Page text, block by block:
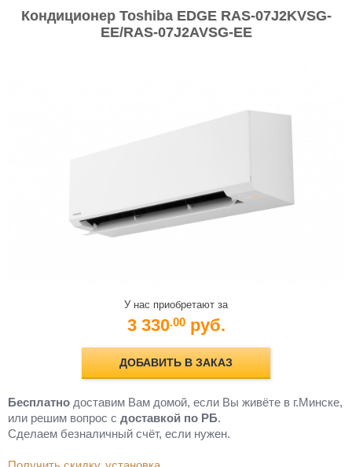
Кондиционер Toshiba EDGE RAS-07J2KVSG-
EE/RAS-07J2AVSG-EE
У нас приобретают за
3 330.00 руб.
ДОБАВИТЬ В ЗАКАЗ
Бесплатно доставим Вам домой, если Вы живёте в г.Минске,
или решим вопрос с доставкой по РБ.
Cделаем безналичный счёт, если нужен.